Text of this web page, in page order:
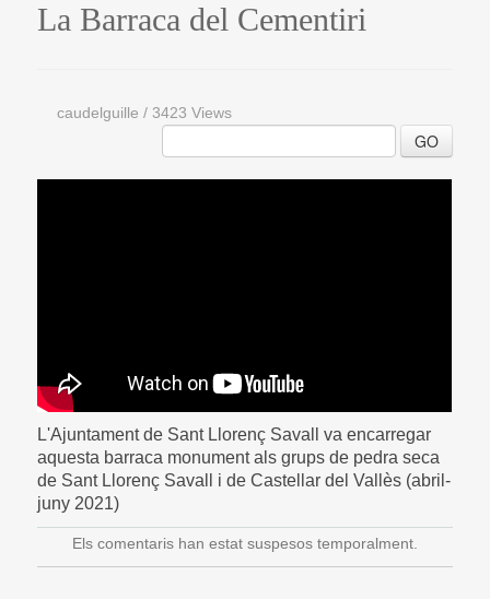
La Barraca del Cementiri
caudelguille / 3423 Views
GO
L'Ajuntament de Sant Llorenç Savall va encarregar
aquesta barraca monument als grups de pedra seca
de Sant Llorenç Savall i de Castellar del Vallès (abril-
juny 2021)
Els comentaris han estat suspesos temporalment.